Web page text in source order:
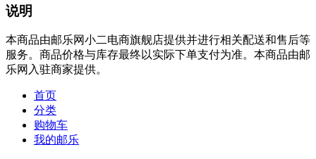
说明
本商品由邮乐网小二电商旗舰店提供并进行相关配送和售后等
服务。商品价格与库存最终以实际下单支付为准。本商品由邮
乐网入驻商家提供。
首页
分类
购物车
我的邮乐